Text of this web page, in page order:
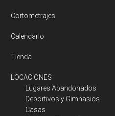
Cortometrajes
Calendario
Tienda
LOCACIONES
Lugares Abandonados
Deportivos y Gimnasios
Casas